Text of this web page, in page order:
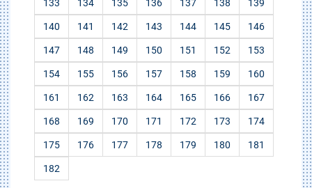
133 134 135 136 137 138 139
140 141 142 143 144 145 146
147 148 149 150 151 152 153
154 155 156 157 158 159 160
161 162 163 164 165 166 167
168 169 170 171 172 173 174
175 176 177 178 179 180 181
182